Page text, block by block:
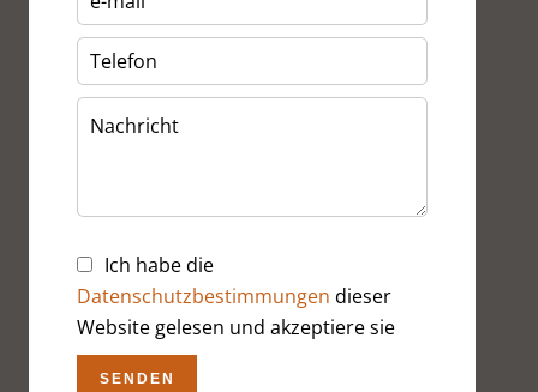
Ich habe die
Datenschutzbestimmungen dieser
Website gelesen und akzeptiere sie
SENDEN